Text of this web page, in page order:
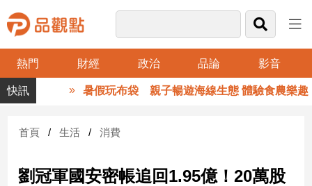
熱門 財經 政治 品論 影音
品
觀
財
台
暑假玩布袋 親子暢遊海線生態 體驗食農樂趣
首頁 生活 消費
劉冠軍國安密帳追回1.95億！20萬股